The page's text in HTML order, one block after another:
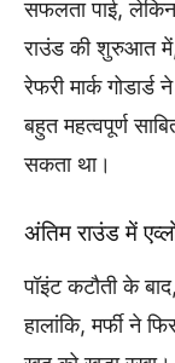
सफलता पाई,
राउंड की शुरुआत
रेफरी मार्क
बहुत महत्वपूर्ण
सकता था।
अंतिम राउंड में
पॉइंट कटौती के
हालांकि, मर्फी ने